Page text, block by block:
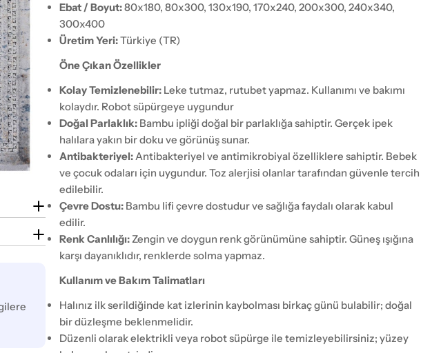
Ebat / Boyut:80x180, 80x300, 130x190, 170x240, 200x300, 240x340,
300x400
Üretim Yeri:Türkiye (TR)
Öne Çıkan Özellikler
Kolay Temizlenebilir: Leke tutmaz, rutubet yapmaz. Kullanımı ve bakımı
kolaydır. Robot süpürgeye uygundur
Doğal Parlaklık: Bambu ipliği doğal bir parlaklığa sahiptir. Gerçek ipek
halılara yakın bir doku ve görünüş sunar.
Antibakteriyel:Antibakteriyel ve antimikrobiyal özelliklere sahiptir. Bebek
ve çocuk odaları için uygundur. Toz alerjisi olanlar tarafından güvenle tercih
edilebilir.
Çevre Dostu: Bambu lifi çevre dostudur ve sağlığa faydalı olarak kabul
edilir.
Renk Canlılığı:Zengin ve doygun renk görünümüne sahiptir. Güneş ışığına
karşı dayanıklıdır, renklerde solma yapmaz.
Kullanım ve Bakım Talimatları
Halınız ilk serildiğinde kat izlerinin kaybolması birkaç günü bulabilir; doğal
bir düzleşme beklenmelidir.
Düzenli olarak elektrikli veya robot süpürge ile temizleyebilirsiniz; yüzey